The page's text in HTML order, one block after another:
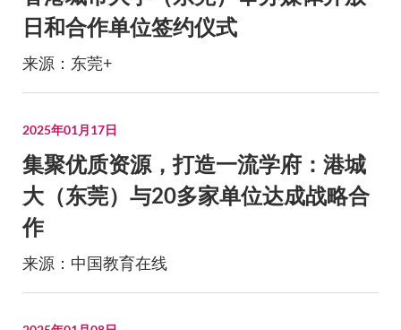
日和合作单位签约仪式
来源：东莞+
2025年01月17日
集聚优质资源，打造一流学府：港城
大（东莞）与20多家单位达成战略合
作
来源：中国教育在线